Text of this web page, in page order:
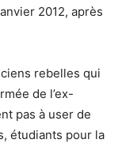
2012, après
rebelles qui
de l’ex-
pas à user de
étudiants pour la